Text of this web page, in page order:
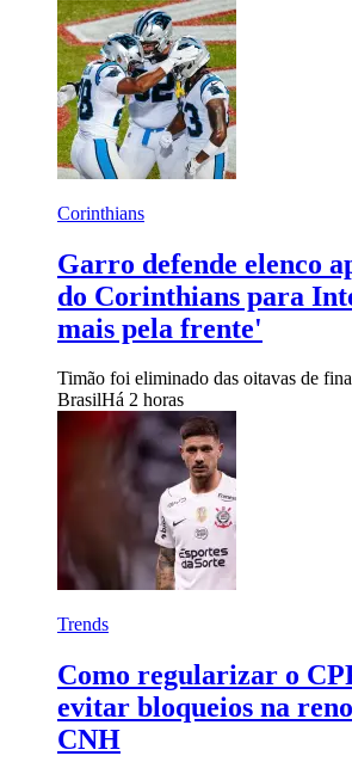
Corinthians
Garro defende elenco
do Corinthians para
mais pela frente'
Timão foi eliminado das oitavas de
BrasilHá 2 horas
Trends
Como regularizar o
evitar bloqueios na
CNH